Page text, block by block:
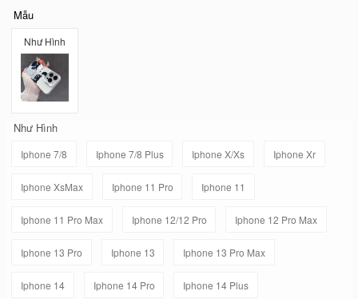
Mẫu
Như Hình
Như Hình
Iphone 7/8 Iphone 7/8 Plus Iphone X/Xs Iphone Xr
Iphone XsMax Iphone 11 Pro Iphone 11
Iphone 11 Pro Max Iphone 12/12 Pro Iphone 12 Pro Max
Iphone 13 Pro Iphone 13 Iphone 13 Pro Max
Iphone 14 Iphone 14 Pro Iphone 14 Plus